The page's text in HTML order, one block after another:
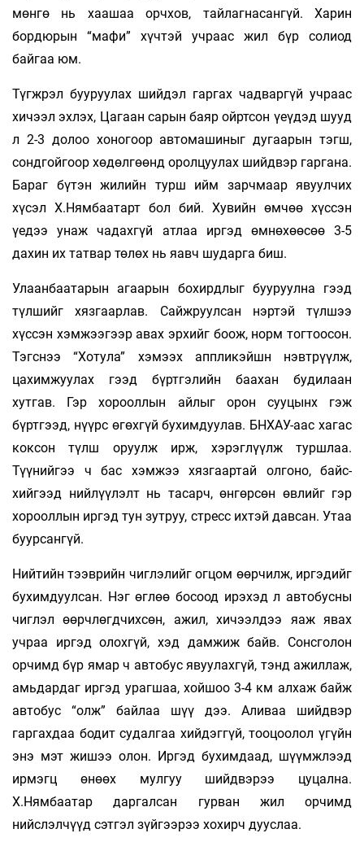
мөнгө нь хаашаа орчхов, тайлагнасангүй. Харин
бордюрын “мафи” хүчтэй учраас жил бүр солиод
байгаа юм.
Түгжрэл бууруулах шийдэл гаргах чадваргүй учраас
хичээл эхлэх, Цагаан сарын баяр ойртсон үеүдэд шууд
л 2-3 долоо хоногоор автомашиныг дугаарын тэгш,
сондгойгоор хөдөлгөөнд оролцуулах шийдвэр гаргана.
Бараг бүтэн жилийн турш ийм зарчмаар явуулчих
хүсэл Х.Нямбаатарт бол бий. Хувийн өмчөө хүссэн
үедээ унаж чадахгүй атлаа иргэд өмнөхөөсөө 3-5
дахин их татвар төлөх нь яавч шударга биш.
Улаанбаатарын агаарын бохирдлыг бууруулна гээд
түлшийг хязгаарлав. Сайжруулсан нэртэй түлшээ
хүссэн хэмжээгээр авах эрхийг боож, норм тогтоосон.
Тэгснээ “Хотула” хэмээх аппликэйшн нэвтрүүлж,
цахимжуулах гээд бүртгэлийн баахан будилаан
хутгав. Гэр хороол­лын айлыг орон сууцынх гэж
бүртгээд, нүүрс өгөхгүй бухимдуулав. БНХАУ-аас хагас
коксон түлш оруулж ирж, хэрэглүүлж туршлаа.
Түүнийгээ ч бас хэмжээ хязгаартай олгоно, байс­
хийгээд нийлүүлэлт нь тасарч, өнгөрсөн өвлийг гэр
хорооллын иргэд тун зутруу, стресс ихтэй давсан. Утаа
буурсангүй.
Нийтийн тээврийн чиглэлийг огцом өөрчилж, иргэдийг
бухимдуулсан. Нэг өглөө босоод ирэхэд л автобусны
чиглэл өөрчлөгдчихсөн, ажил, хичээлдээ яаж явах
учраа иргэд олохгүй, хэд дамжиж байв. Сонсголон
орчимд бүр ямар ч автобус явуулахгүй, тэнд ажиллаж,
амьдардаг иргэд урагшаа, хойшоо 3-4 км алхаж байж
автобус “олж” байлаа шүү дээ. Аливаа шийдвэр
гаргахдаа бодит судалгаа хийдэггүй, тооцоолол үгүйн
энэ мэт жишээ олон. Иргэд бухимдаад, шүүмжлээд
ирмэгц өнөөх мулгуу шийдвэрээ цуцална.
Х.Нямбаатар даргалсан гурван жил орчимд
нийслэлчүүд сэтгэл зүйгээрээ хохирч дууслаа.